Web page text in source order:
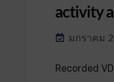
activity
มกราคม
Recorded